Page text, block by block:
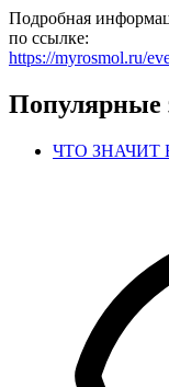
Подробная
по ссылке:
https://myrosmol.ru/
Популярные
ЧТО ЗНАЧИТ